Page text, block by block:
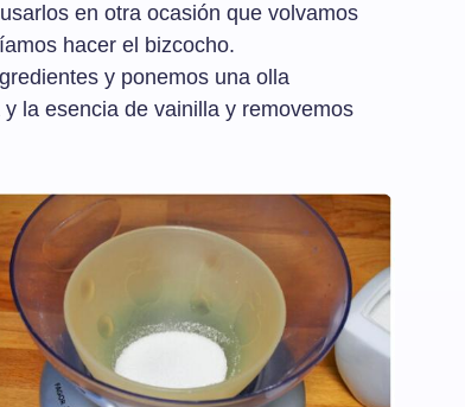
en otra ocasión que volvamos
hacer el bizcocho.
y ponemos una olla
la esencia de vainilla y removemos